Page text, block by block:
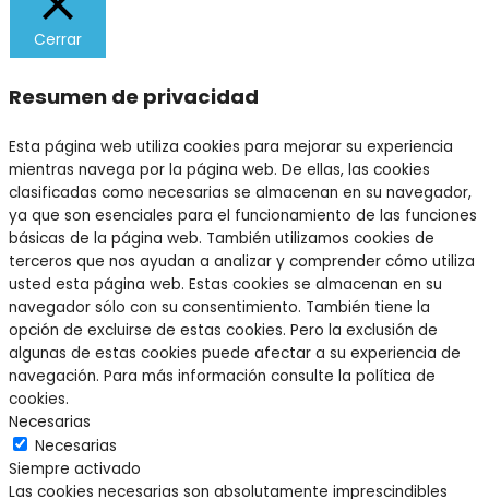
Cerrar
Resumen de privacidad
Esta página web utiliza cookies para mejorar su experiencia
mientras navega por la página web. De ellas, las cookies
clasificadas como necesarias se almacenan en su navegador,
ya que son esenciales para el funcionamiento de las funciones
básicas de la página web. También utilizamos cookies de
terceros que nos ayudan a analizar y comprender cómo utiliza
usted esta página web. Estas cookies se almacenan en su
navegador sólo con su consentimiento. También tiene la
opción de excluirse de estas cookies. Pero la exclusión de
algunas de estas cookies puede afectar a su experiencia de
navegación. Para más información consulte la política de
cookies.
Necesarias
Necesarias
Siempre activado
Las cookies necesarias son absolutamente imprescindibles